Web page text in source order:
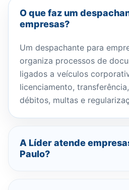
O que faz um
empresas?
Um despachante para
organiza processos de
ligados a veículos
licenciamento,
débitos, multas e
A Líder atende
Paulo?